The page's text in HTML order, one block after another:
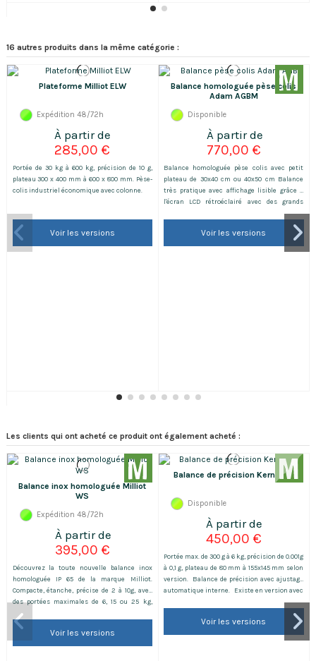
16 autres produits dans la même catégorie :
Plateforme Milliot ELW
Expédition 48/72h
285,00 €
Portée de 30 kg à 600 kg, précision de 10 g,
plateau 300 x 400 mm à 600 x 800 mm. Pèse-
colis industriel économique avec colonne.
Voir les versions
Balance homologuée pèse colis
Adam AGBM
Disponible
770,00 €
Balance homologuée pèse colis avec petit
plateau de 30x40 cm ou 40x50 cm Balance
très pratique avec affichage lisible grâce à
l'écran LCD rétroéclairé avec des grands
Voir les versions
Les clients qui ont acheté ce produit ont également acheté :
Balance inox homologuée Milliot
WS
Expédition 48/72h
395,00 €
Découvrez la toute nouvelle balance inox
homologuée IP 65 de la marque Milliot.
Compacte, étanche, précise de 2 à 10g, avec
des portées maximales de 6, 15 ou 25 kg,
notre nouvelle balance inox homologuée
s’adapte à tous les environnements difficiles.
Elle est vendue avec son carnet et sa
vignette de métrologie pour des usages
Voir les versions
Balance de précision Kern EWJ
Disponible
450,00 €
Portée max. de 300 g à 6 kg, précision de 0.001g
à 0,1 g, plateau de 80 mm à 155x145 mm selon
version. Balance de précision avec ajustage
automatique interne. Existe en version avec
ou sans homologation. (voir tableau ci-
dessous). La balance vous sera livrée avec sa
vignette d'une validité d'un an et son carnet
de métrologie uniquement avec la...
Voir les versions